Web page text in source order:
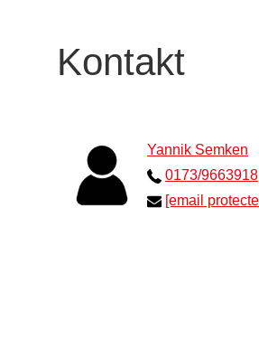
Kontakt
Yannik Semken
0173/9663918
[email